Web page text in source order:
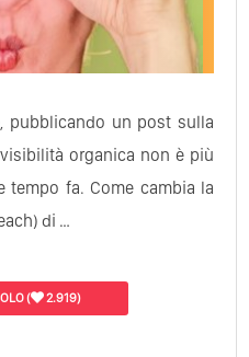
pubblicando un post sulla
organica non è più
tempo fa. Come cambia la
di …
( 2.919)